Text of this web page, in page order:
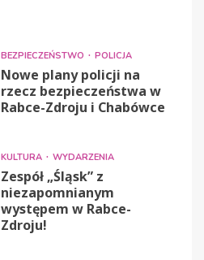
BEZPIECZEŃSTWO POLICJA
Nowe plany policji na
rzecz bezpieczeństwa w
Rabce-Zdroju i Chabówce
KULTURA WYDARZENIA
Zespół „Śląsk” z
niezapomnianym
występem w Rabce-
Zdroju!